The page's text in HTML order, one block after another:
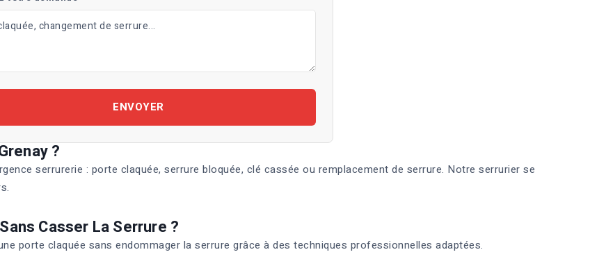
ENVOYER
?
serrurerie : porte claquée, serrure bloquée, clé cassée ou remplacement de serrure. Notre serrurier se
Casser La Serrure ?
porte claquée sans endommager la serrure grâce à des techniques professionnelles adaptées.